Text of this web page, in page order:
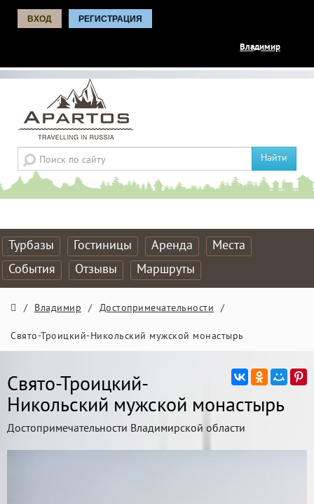
ВХОД РЕГИСТРАЦИЯ
Владимир
Найти
Турбазы Гостиницы Аренда
Места
События
Отзывы Маршруты
/ Владимир / Достопримечательности /
Свято-Троицкий-Никольский мужской монастырь
Свято-Троицкий-
Никольский мужской монастырь
Достопримечательности Владимирской области